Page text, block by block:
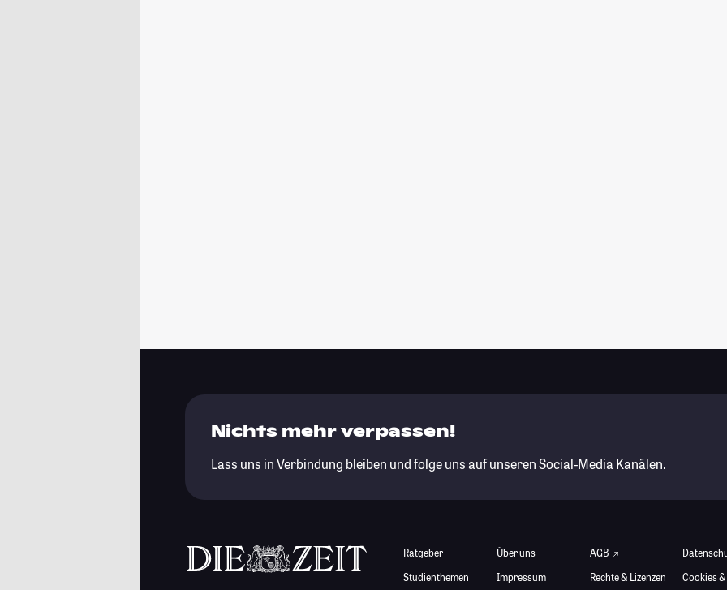
Nichts mehr verpassen!
Lass uns in Verbindung bleiben und folge uns auf unseren Social-Media Kanälen.
Ratgeber
Studienthemen
Über uns
Impressum
AGB
Rechte & Lizenzen
Cookies